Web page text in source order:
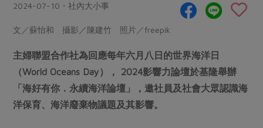
調理食材・點心
調味醬料/南北貨 烘焙
休閒零嘴 沖泡飲品
保健食品
漬物
涼拌沙拉
合作25-精選產品第四彈
合作25-精選產品第三彈
更多當季產品
議題活動
減硝酸鹽 惜食
非基改運動 支持本土農糧
廢核運動 能源議題
減添加物 減塑減廢
產品檢驗
自主把關
檢驗報告
硝酸鹽檢驗
2024-07-10・社內大小事
文／蘇怡和 攝影／陳建竹 照片／freepik
主婦聯盟合作社為回應每年六月八日的世界海洋日
（World Oceans Day）， 2024影響力論壇於基隆舉辦
「海好有你．永續海洋論壇」，邀社員及社會大眾認識海
洋保育、海洋廢棄物議題及其影響。